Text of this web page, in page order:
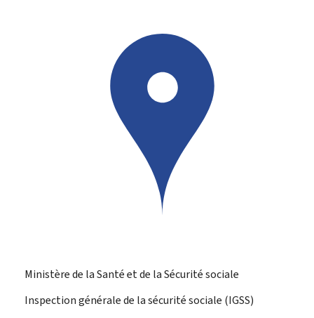
Ministère de la Santé et de la Sécurité sociale
Inspection générale de la sécurité sociale (IGSS)